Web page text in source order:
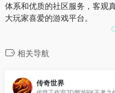
体系和优质的社区服务，客观
大玩家喜爱的游戏平台。
相关导航
传奇世界